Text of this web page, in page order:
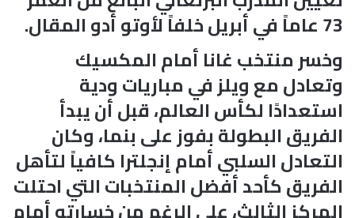
73 عاماً في أبريل خلفاً لأوتو أدو المقال.
وخسر منتخب غانا أمام المكسيك
وتعادل مع ويلز في مباريات ودية
استعدادًا لكأس العالم، قبل أن يبدأ
الفريق البطولة بفوز على بنما، وكان
التعادل السلبي أمام إنجلترا كافياً لتأهل
الفريق كأحد أفضل المنتخبات التي احتلت
المركز الثالث، على الرغم من خسارته أمام